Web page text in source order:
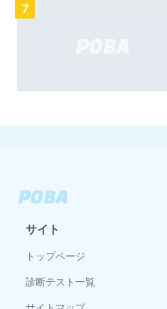
7
サイト
トップページ
診断テスト一覧